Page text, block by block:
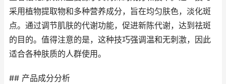
采用植物提取物和多种营养成分，旨在均匀肤色，淡化斑
点。通过调节肌肤的代谢功能，促进新陈代谢，达到祛斑
的目的。值得注意的是，这种技巧强调温和无刺激，因此
适合各种肤质的人群使用。
## 产品成分分析